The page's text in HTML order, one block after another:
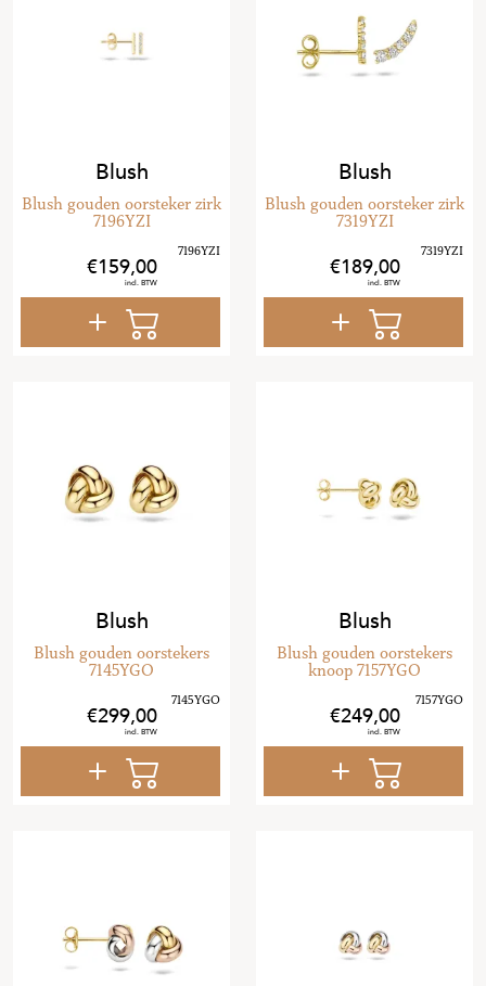
Blush
Blush gouden oorsteker zirk
7196YZI
159,00
Blush
Blush gouden oorsteker zirk
7319YZI
189,00
Blush
Blush gouden oorstekers
7145YGO
299,00
Blush
Blush gouden oorstekers
knoop 7157YGO
249,00